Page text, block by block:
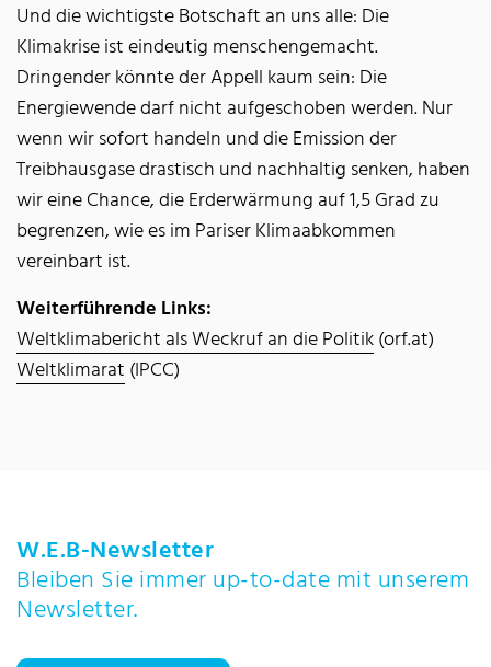
Und die wichtigste Botschaft an uns alle: Die
Klimakrise ist eindeutig menschengemacht.
Dringender könnte der Appell kaum sein: Die
Energiewende darf nicht aufgeschoben werden. Nur
wenn wir sofort handeln und die Emission der
Treibhausgase drastisch und nachhaltig senken, haben
wir eine Chance, die Erderwärmung auf 1,5 Grad zu
begrenzen, wie es im Pariser Klimaabkommen
vereinbart ist.
Weiterführende Links:
Weltklimabericht als Weckruf an die Politik(orf.at)
Weltklimarat (IPCC)
W.E.B-Newsletter
Bleiben Sie immer up-to-date mit unserem
Newsletter.